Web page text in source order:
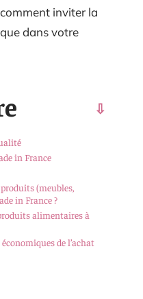
inviter la
dans votre
in France
(meubles,
in France ?
alimentaires à
de l’achat